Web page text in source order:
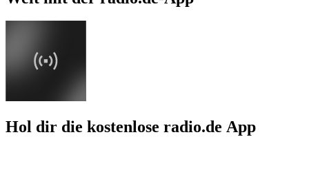
Hol dir die kostenlose radio.de App